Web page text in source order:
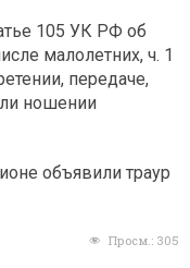
105 УК РФ об
малолетних, ч. 1
передаче,
ношении
объявили траур
Просм.: 305